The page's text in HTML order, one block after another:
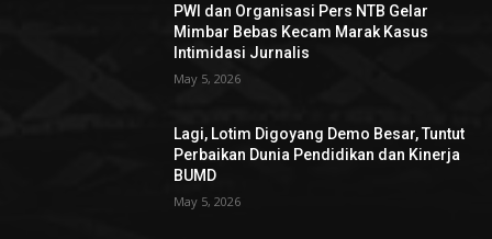
PWI dan Organisasi Pers NTB Gelar
Mimbar Bebas Kecam Marak Kasus
Intimidasi Jurnalis
May 5, 2026
Lagi, Lotim Digoyang Demo Besar, Tuntut
Perbaikan Dunia Pendidikan dan Kinerja
BUMD
May 5, 2026